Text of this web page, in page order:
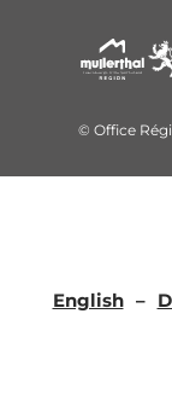
© Office
English